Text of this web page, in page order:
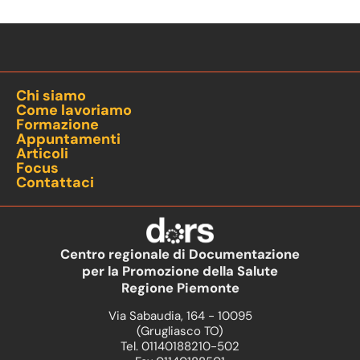
Chi siamo
Come lavoriamo
Formazione
Appuntamenti
Articoli
Focus
Contattaci
Centro regionale di Documentazione
per la Promozione della Salute
Regione Piemonte
Via Sabaudia, 164 - 10095
(Grugliasco TO)
Tel. 01140188210-502